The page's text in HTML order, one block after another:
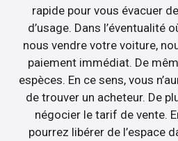
rapide pour vous évacuer
d’usage. Dans l’éventualité
nous vendre votre voiture,
paiement immédiat. De
espèces. En ce sens, vous
de trouver un acheteur. De
négocier le tarif de vente.
pourrez libérer de l’espace